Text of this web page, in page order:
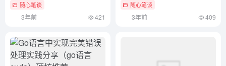
随心笔谈
3年前 421
随心笔谈
3年前 409